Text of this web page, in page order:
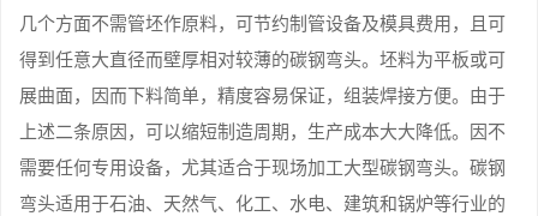
几个方面不需管坯作原料，可节约制管设备及模具费用，且可
得到任意大直径而壁厚相对较薄的碳钢弯头。坯料为平板或可
展曲面，因而下料简单，精度容易保证，组装焊接方便。由于
上述二条原因，可以缩短制造周期，生产成本大大降低。因不
需要任何专用设备，尤其适合于现场加工大型碳钢弯头。碳钢
弯头适用于石油、天然气、化工、水电、建筑和锅炉等行业的